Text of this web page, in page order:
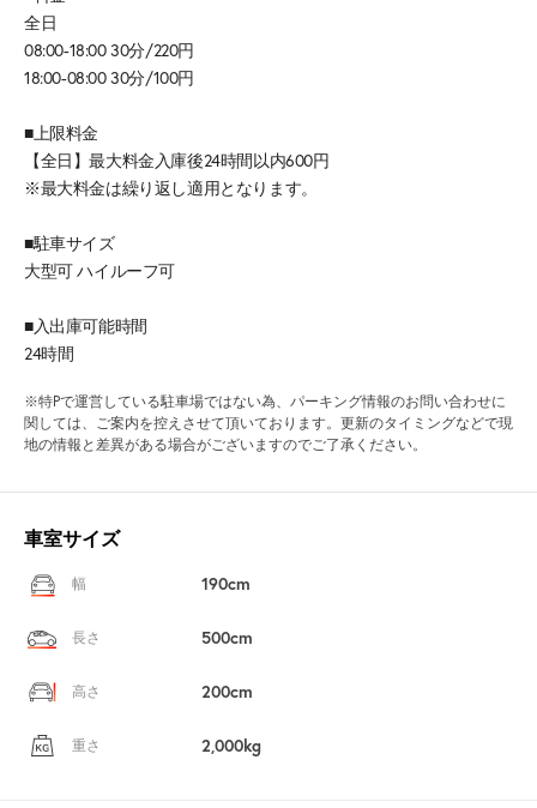
全日
08:00-18:00 30分/220円
18:00-08:00 30分/100円
■上限料金
【全日】最大料金入庫後24時間以内600円
※最大料金は繰り返し適用となります。
■駐車サイズ
大型可 ハイルーフ可
■入出庫可能時間
24時間
※特Pで運営している駐車場ではない為、パーキング情報のお問い合わせに
関しては、ご案内を控えさせて頂いております。更新のタイミングなどで現
地の情報と差異がある場合がございますのでご了承ください。
車室サイズ
幅 190cm
長さ 500cm
高さ 200cm
重さ 2,000kg